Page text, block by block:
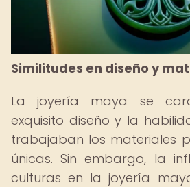
Similitudes en diseño y
La joyería maya se
exquisito diseño y la
trabajaban los materiales
únicas. Sin embargo, la
culturas en la joyería